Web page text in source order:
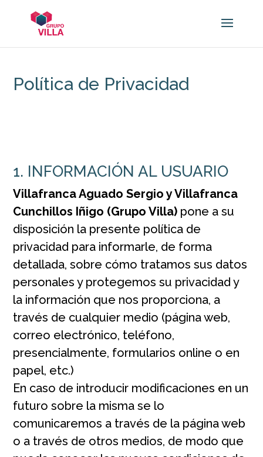
Política de Privacidad
1. INFORMACIÓN AL USUARIO
Villafranca Aguado Sergio y Villafranca
Cunchillos Iñigo (Grupo Villa) pone a su
disposición la presente política de
privacidad para informarle, de forma
detallada, sobre cómo tratamos sus datos
personales y protegemos su privacidad y
la información que nos proporciona, a
través de cualquier medio (página web,
correo electrónico, teléfono,
presencialmente, formularios online o en
papel, etc.)
En caso de introducir modificaciones en un
futuro sobre la misma se lo
comunicaremos a través de la página web
o a través de otros medios, de modo que